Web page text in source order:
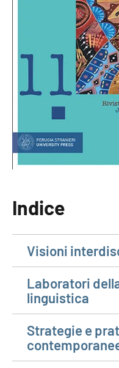
Indice
Visioni
Laboratori
linguistica
Strategie e